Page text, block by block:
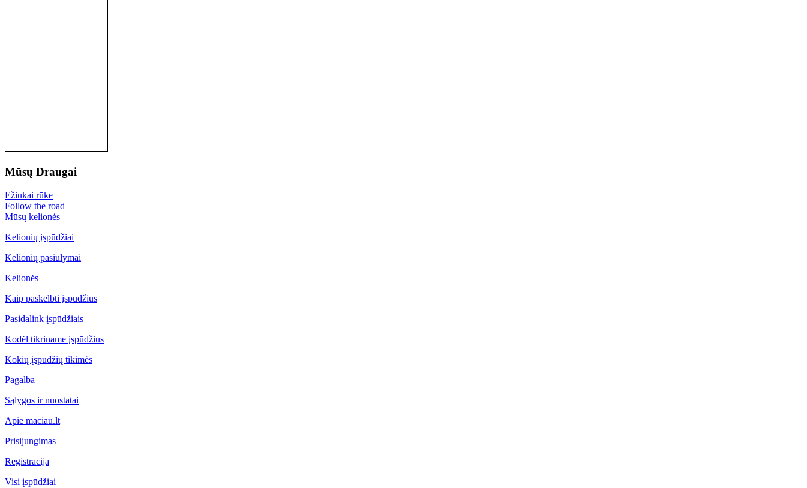
Mūsų Draugai
Ežiukai rūke
Follow the road
Mūsų kelionės
Kelionių įspūdžiai
Kelionių pasiūlymai
Kelionės
Kaip paskelbti įspūdžius
Pasidalink įspūdžiais
Kodėl tikriname įspūdžius
Kokių įspūdžių tikimės
Pagalba
Sąlygos ir nuostatai
Apie maciau.lt
Prisijungimas
Registracija
Visi įspūdžiai